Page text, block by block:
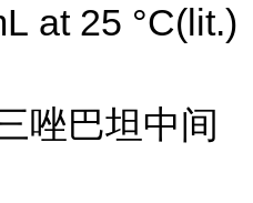
at 25 °C(lit.)
唑巴坦中间